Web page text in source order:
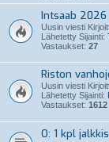
Intsaab 2026
Uusin viesti
Lähetetty Sijainti:
Vastaukset: 27
Riston
Uusin viesti
Lähetetty Sijainti:
Vastaukset: 1612
O: 1 kpl